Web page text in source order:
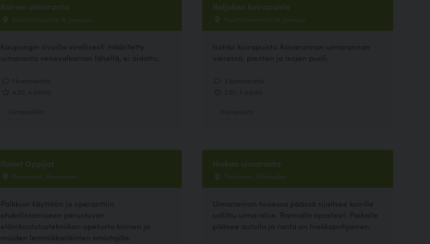
Koirien uimaranta
Kaislarannantie 19, Joensuu
Kaupungin sivuilla virallisesti määritetty
uimaranta venevalkaman lähellä, ei aidattu.
Noljakan koirapuisto
Nuottaniementie 41, Joensuu
Isohko koirapuisto Aavarannan uimarannan
vieressä, pienten ja isojen puoli.
Iloiset Oppijat
Rovaniemi, Rovaniemi
Palkkion käyttöön ja operanttiin
ehdollistamiseen perustuvan
eläinkoulutustekniikan opetusta koirien ja
muiden lemmikkieläinten omistajille.
Hiekan uimaranta
Tarhantie, Pihtipudas
Uimarannan toisessa päässä sijaitsee koirille
sallittu uima-alue. Rannalla opasteet. Paikalle
pääsee autolla ja ranta on hiekkapohjainen.